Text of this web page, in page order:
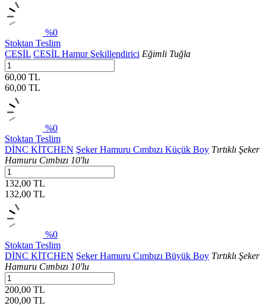
%0
Stoktan Teslim
CESİL CESİL Hamur Şekillendirici Eğimli Tuğla
60,00 TL
60,00 TL
%0
Stoktan Teslim
DİNC KİTCHEN Şeker Hamuru Cımbızı Küçük Boy Tırtıklı Şeker
Hamuru Cımbızı 10'lu
132,00 TL
132,00 TL
%0
Stoktan Teslim
DİNC KİTCHEN Şeker Hamuru Cımbızı Büyük Boy Tırtıklı Şeker
Hamuru Cımbızı 10'lu
200,00 TL
200,00 TL